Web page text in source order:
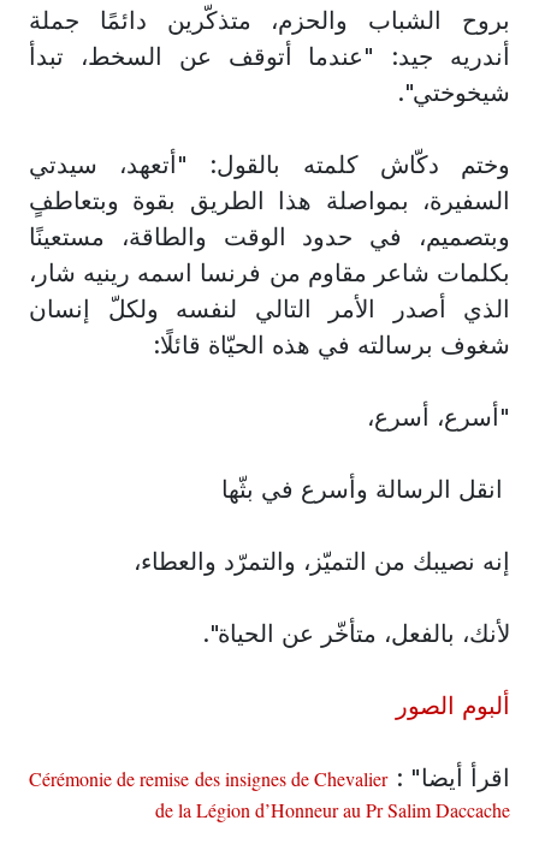
بروح الشباب والحزم، متذكّرين دائمًا جملة
أندريه جيد: "عندما أتوقف عن السخط، تبدأ
شيخوختي".
وختم دكّاش كلمته بالقول: "أتعهد، سيدتي
السفيرة، بمواصلة هذا الطريق بقوة وبتعاطفٍ
وبتصميم، في حدود الوقت والطاقة، مستعينًا
بكلمات شاعر مقاوم من فرنسا اسمه رينيه شار،
الذي أصدر الأمر التالي لنفسه ولكلّ إنسان
شغوف برسالته في هذه الحيّاة قائلًا:
"أسرع، أسرع،
انقل الرسالة وأسرع في بثّها
إنه نصيبك من التميّز، والتمرّد والعطاء،
لأنك، بالفعل، متأخّر عن الحياة".
ألبوم الصور
اقرأ أيضا" :Cérémonie de remise des insignes de Chevalier
de la Légion d’Honneur au Pr Salim Daccache